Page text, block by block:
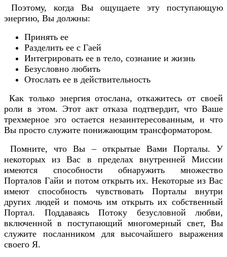
Поэтому, когда Вы ощущаете эту поступающую
энергию, Вы должны:
Принять ее
Разделить ее с Гаей
Интегрировать ее в тело, сознание и жизнь
Безусловно любить
Отослать ее в действительность
Как только энергия отослана, откажитесь от своей
роли в этом. Этот акт отказа подтвердит, что Ваше
трехмерное эго остается незаинтересованным, и что
Вы просто служите понижающим трансформатором.
Помните, что Вы – открытые Вами Порталы. У
некоторых из Вас в пределах внутренней Миссии
имеются способности обнаружить множество
Порталов Гайи и потом открыть их. Некоторые из Вас
имеют способность чувствовать Порталы внутри
других людей и помочь им открыть их собственный
Портал. Поддаваясь Потоку безусловной любви,
включенной в поступающий многомерный свет, Вы
служите посланником для высочайшего выражения
своего Я.